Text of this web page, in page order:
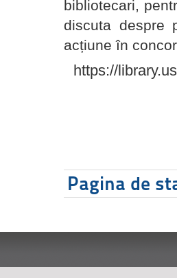
bibliotecari,
discuta despre
acțiune în
https://
Pagina de